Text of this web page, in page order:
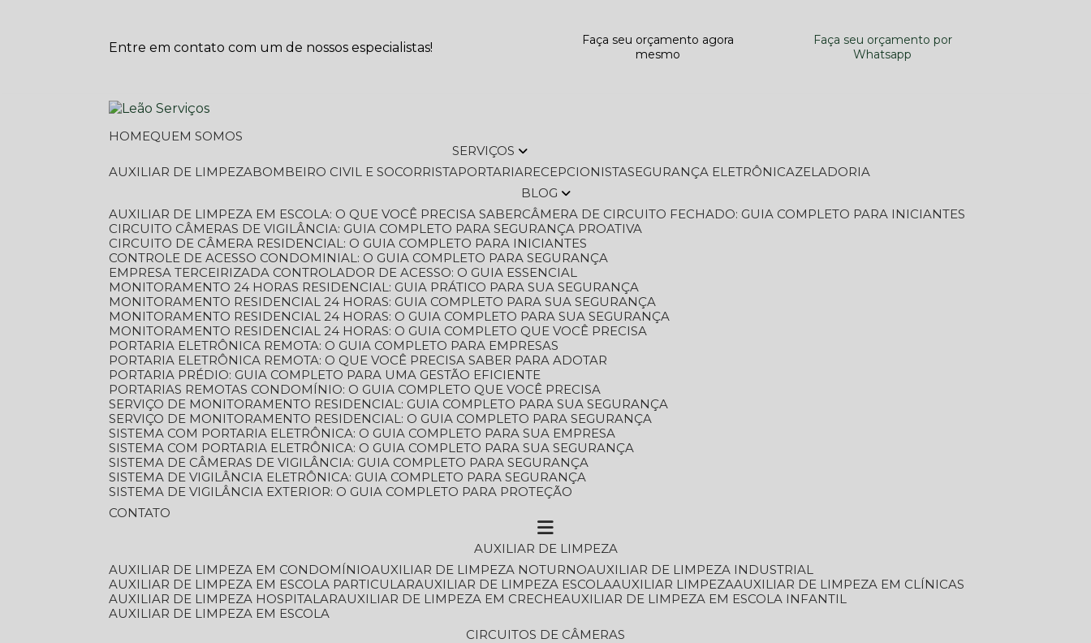
Entre em contato com um de nossos especialistas!
Faça seu orçamento agora
mesmo
Faça seu orçamento por
Whatsapp
HOME
QUEM SOMOS
SERVIÇOS
AUXILIAR DE LIMPEZA
BOMBEIRO CIVIL E SOCORRISTA PORTARIA RECEPCIONISTA SEGURANÇA ELETRÔNICA
ZELADORIA
BLOG
AUXILIAR DE LIMPEZA EM ESCOLA: O QUE VOCÊ PRECISA SABER
CÂMERA DE CIRCUITO FECHADO: GUIA COMPLETO PARA INICIANTES
CIRCUITO CÂMERAS DE VIGILÂNCIA: GUIA COMPLETO PARA SEGURANÇA PROATIVA
CIRCUITO DE CÂMERA RESIDENCIAL: O GUIA COMPLETO PARA INICIANTES
CONTROLE DE ACESSO CONDOMINIAL: O GUIA COMPLETO PARA SEGURANÇA
EMPRESA TERCEIRIZADA CONTROLADOR DE ACESSO: O GUIA ESSENCIAL
MONITORAMENTO 24 HORAS RESIDENCIAL: GUIA PRÁTICO PARA SUA SEGURANÇA
MONITORAMENTO RESIDENCIAL 24 HORAS: GUIA COMPLETO PARA SUA SEGURANÇA
MONITORAMENTO RESIDENCIAL 24 HORAS: O GUIA COMPLETO PARA SUA SEGURANÇA
MONITORAMENTO RESIDENCIAL 24 HORAS: O GUIA COMPLETO QUE VOCÊ PRECISA
PORTARIA ELETRÔNICA REMOTA: O GUIA COMPLETO PARA EMPRESAS
PORTARIA ELETRÔNICA REMOTA: O QUE VOCÊ PRECISA SABER PARA ADOTAR
PORTARIA PRÉDIO: GUIA COMPLETO PARA UMA GESTÃO EFICIENTE
PORTARIAS REMOTAS CONDOMÍNIO: O GUIA COMPLETO QUE VOCÊ PRECISA
SERVIÇO DE MONITORAMENTO RESIDENCIAL: GUIA COMPLETO PARA SUA SEGURANÇA
SERVIÇO DE MONITORAMENTO RESIDENCIAL: O GUIA COMPLETO PARA SEGURANÇA
SISTEMA COM PORTARIA ELETRÔNICA: O GUIA COMPLETO PARA SUA EMPRESA
SISTEMA COM PORTARIA ELETRÔNICA: O GUIA COMPLETO PARA SUA SEGURANÇA
SISTEMA DE CÂMERAS DE VIGILÂNCIA: GUIA COMPLETO PARA SEGURANÇA
SISTEMA DE VIGILÂNCIA ELETRÔNICA: GUIA COMPLETO PARA SEGURANÇA
SISTEMA DE VIGILÂNCIA EXTERIOR: O GUIA COMPLETO PARA PROTEÇÃO
CONTATO
AUXILIAR DE LIMPEZA
AUXILIAR DE LIMPEZA EM CONDOMÍNIO
AUXILIAR DE LIMPEZA NOTURNO
AUXILIAR DE LIMPEZA INDUSTRIAL
AUXILIAR DE LIMPEZA EM ESCOLA PARTICULAR
AUXILIAR DE LIMPEZA ESCOLA AUXILIAR LIMPEZA
AUXILIAR DE LIMPEZA EM CLÍNICAS
AUXILIAR DE LIMPEZA HOSPITALAR
AUXILIAR DE LIMPEZA EM CRECHE
AUXILIAR DE LIMPEZA EM ESCOLA INFANTIL
AUXILIAR DE LIMPEZA EM ESCOLA
CIRCUITOS DE CÂMERAS